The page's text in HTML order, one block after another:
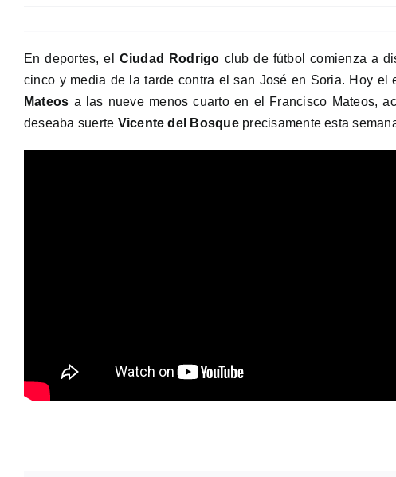
En deportes, el Ciudad Rodrigo club de fútbol comienza a
cinco y media de la tarde contra el san José en Soria. Hoy el
Mateos a las nueve menos cuarto en el Francisco Mateos,
deseaba suerte Vicente del Bosqueprecisamente esta